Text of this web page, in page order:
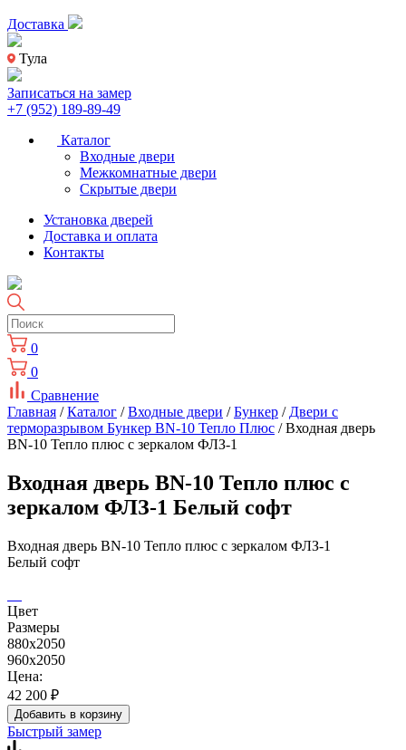
Доставка
Тула
Записаться на замер
+7 (952) 189-89-49
Каталог
Входные двери
Межкомнатные двери
Скрытые двери
Установка дверей
Доставка и оплата
Контакты
0
0
Сравнение
Главная /Каталог /Входные двери /Бункер / Двери с
терморазрывом Бункер BN-10 Тепло Плюс / Входная дверь
BN-10 Тепло плюс с зеркалом ФЛЗ-1
Входная дверь BN-10 Тепло плюс с
зеркалом ФЛЗ-1 Белый софт
Входная дверь BN-10 Тепло плюс с зеркалом ФЛЗ-1
Белый софт
Цвет
Размеры
880x2050
960x2050
Цена:
42 200 ₽
Добавить в корзину
Быстрый замер